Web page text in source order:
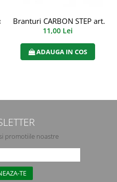
FO SR ESD, Renania,
Branturi CARBON STEP art.
11,00 Lei
ADAUGA IN COS
promotiile noastre